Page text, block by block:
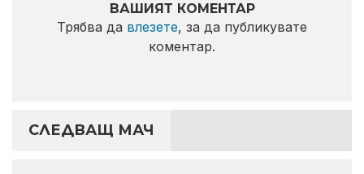
ВАШИЯТ КОМЕНТАР
Трябва да влезете, за да публикувате
коментар.
СЛЕДВАЩ МАЧ